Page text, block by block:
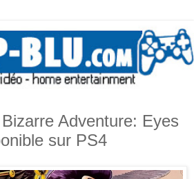
Adventure: Eyes
sur PS4